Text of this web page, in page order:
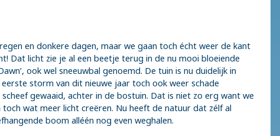
en donkere dagen, maar we gaan toch écht weer de kant
Dat licht zie je al een beetje terug in de nu mooi bloeiende
ook wel sneeuwbal genoemd. De tuin is nu duidelijk in
storm van dit nieuwe jaar toch ook weer schade
gewaaid, achter in de bostuin. Dat is niet zo erg want we
wat meer licht creëren. Nu heeft de natuur dat zélf al
boom alléén nog even weghalen.